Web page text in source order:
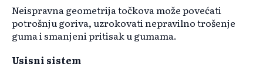
Neispravna geometrija točkova može povećati
potrošnju goriva, uzrokovati nepravilno trošenje
guma i smanjeni pritisak u gumama.
Usisni sistem